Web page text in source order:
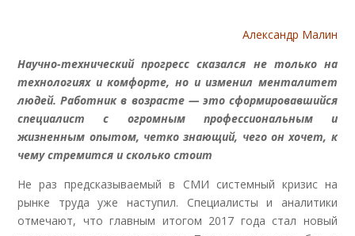
Александр Малин
Научно-технический прогресс сказался не только на
технологиях и комфорте, но и изменил менталитет
людей. Работник в возрасте — это сформировавшийся
специалист с огромным профессиональным и
жизненным опытом, четко знающий, чего он хочет, к
чему стремится и сколько стоит
Не раз предсказываемый в СМИ системный кризис на
рынке труда уже наступил. Специалисты и аналитики
отмечают, что главным итогом 2017 года стал новый